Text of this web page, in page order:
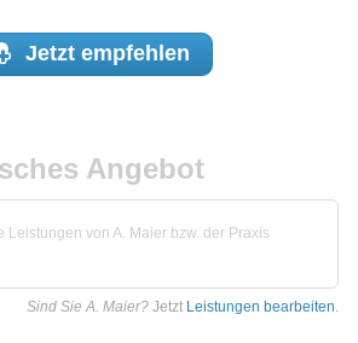
Jetzt empfehlen
Angebot
Leistungen von A. Maier bzw. der Praxis
Sind Sie A. Maier? Jetzt Leistungen bearbeiten.